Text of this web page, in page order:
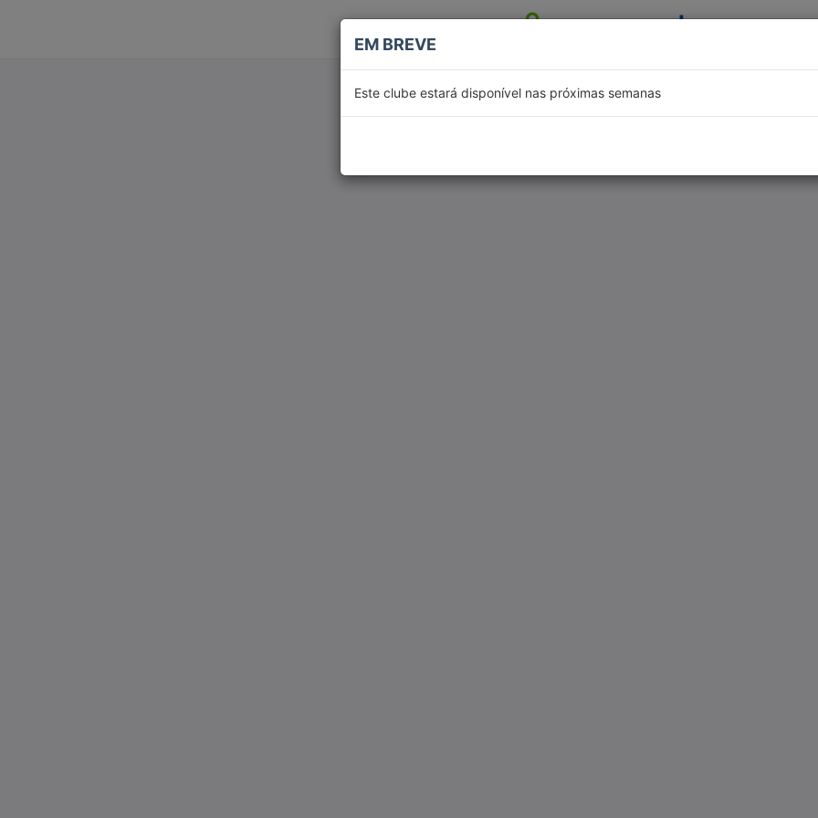
EM BREVE
Este clube estará disponível nas próximas semanas
Arena Azure